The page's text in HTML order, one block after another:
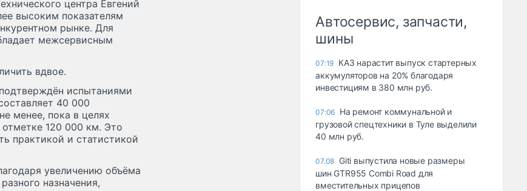
центра Евгений
высоким показателям
рынке. Для
межсервисным
вдвое.
испытаниями
40 000
менее, пока в целях
отметке 120 000 км. Это
практикой и статистикой
увеличению объёма
назначения,
Автосервис, запчасти,
шины
07:19 КАЗ нарастит выпуск стартерных
аккумуляторов на 20% благодаря
инвестициям в 380 млн руб.
07:06 На ремонт коммунальной и
грузовой спецтехники в Туле выделили
40 млн руб.
07.08 Giti выпустила новые размеры
шин GTR955 Combi Road для
вместительных прицепов